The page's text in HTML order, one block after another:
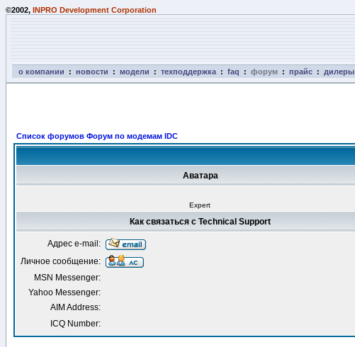
©2002, INPRO Development Corporation
о компании : новости : модели : техподдержка : faq : форум : прайс : дилеры
Список форумов Форум по модемам IDC
Аватара
Expert
Как связаться с Technical Support
Адрес e-mail:
Личное сообщение:
MSN Messenger:
Yahoo Messenger:
AIM Address:
ICQ Number: